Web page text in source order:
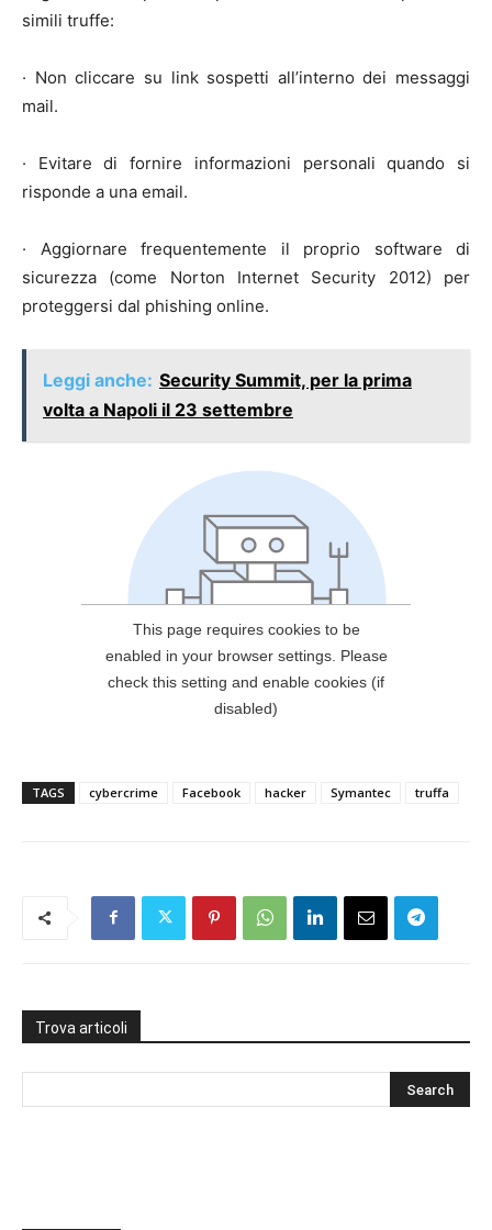
simili truffe:
· Non cliccare su link sospetti all’interno dei messaggi
mail.
· Evitare di fornire informazioni personali quando si
risponde a una email.
· Aggiornare frequentemente il proprio software di
sicurezza (come Norton Internet Security 2012) per
proteggersi dal phishing online.
Leggi anche: Security Summit, per la prima
volta a Napoli il 23 settembre
TAGS cybercrime Facebook hacker Symantec truffa
Trova articoli